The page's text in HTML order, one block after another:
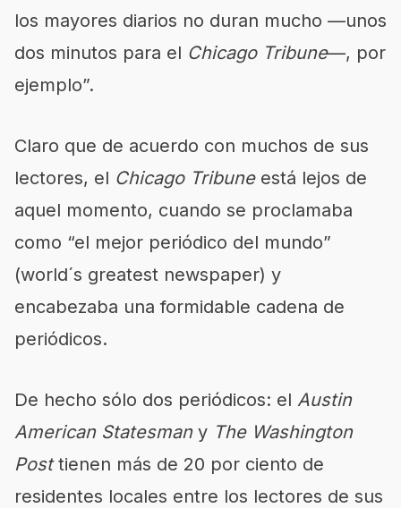
los mayores diarios no duran mucho —unos
dos minutos para el Chicago Tribune—, por
ejemplo”.
Claro que de acuerdo con muchos de sus
lectores, el Chicago Tribuneestá lejos de
aquel momento, cuando se proclamaba
como “el mejor periódico del mundo”
(world´s greatest newspaper) y
encabezaba una formidable cadena de
periódicos.
De hecho sólo dos periódicos: el Austin
American Statesmany The Washington
Posttienen más de 20 por ciento de
residentes locales entre los lectores de sus